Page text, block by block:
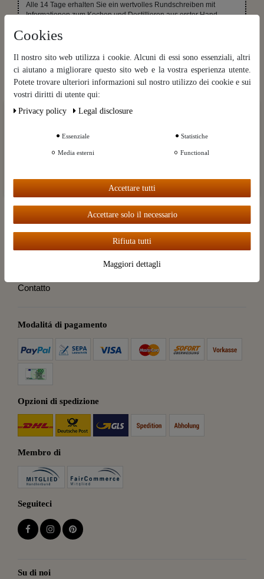
Alle 14 Tage erhalten Sie ein wertvolles Rundschreiben mit
Informationen zum Kochen und Destillieren aus erster Hand.
La categoria
Marche
Informazioni
Destillatio
Contatto
Modalitá di pagamento
Opzioni di spedizione
Membro di
Seguiteci
Su di noi
Ceres::Template.cookieBarHintText
Ceres::Template.cookieBarMoreSettings
Ceres::Template.cookieBarAcceptAll
Cookies
Il nostro sito web utilizza i cookie. Alcuni di essi sono essenziali, altri
ci aiutano a migliorare questo sito web e la vostra esperienza utente.
Potete trovare ulteriori informazioni sul nostro utilizzo dei cookie e sui
vostri diritti di utente qui:
Privacy policy
Legal disclosure
Essenziale Statistiche
Media esterni Functional
Accettare tutti
Accettare solo il necessario
Rifiuta tutti
Maggiori dettagli